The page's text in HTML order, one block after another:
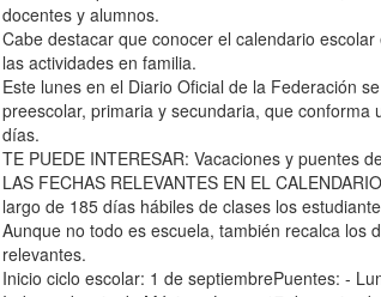
docentes y alumnos.
Cabe destacar que conocer el calendario
las actividades en familia.
Este lunes en el Diario Oficial de la Federación
preescolar, primaria y secundaria, que
días.
TE PUEDE INTERESAR: Vacaciones y puentes
LAS FECHAS RELEVANTES EN EL
largo de 185 días hábiles de clases los
Aunque no todo es escuela, también recalca los
relevantes.
Inicio ciclo escolar: 1 de septiembrePuentes: -